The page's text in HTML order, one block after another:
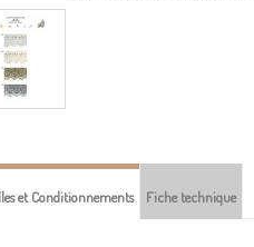
et Conditionnements Fiche technique